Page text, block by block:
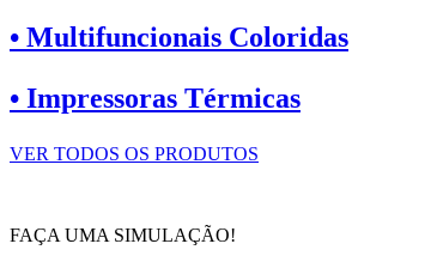
• Multifuncionais Coloridas
• Impressoras Térmicas
VER TODOS OS PRODUTOS
FAÇA UMA SIMULAÇÃO!